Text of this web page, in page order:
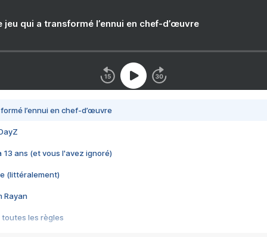
jeu qui a transformé l’ennui en chef-d’œuvre
l’ennui en chef-d’œuvre
13 ans (et vous l'avez ignoré)
(littéralement)
Rayan
toutes les règles